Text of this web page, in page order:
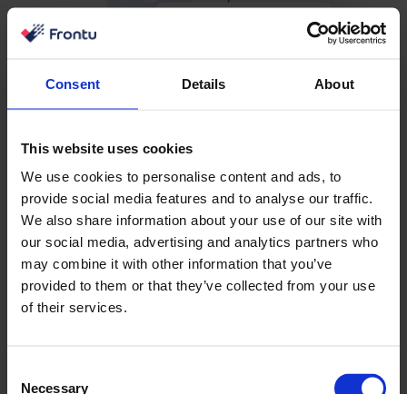
Consent Details About
This website uses cookies
We use cookies to personalise content and ads, to
provide social media features and to analyse our traffic.
We also share information about your use of our site with
our social media, advertising and analytics partners who
may combine it with other information that you’ve
provided to them or that they’ve collected from your use
of their services.
Necessary
Devam Edin